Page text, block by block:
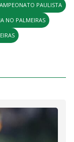
PAULISTA
NO PALMEIRAS